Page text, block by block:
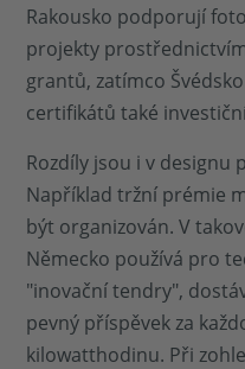
Rakousko podporují
projekty
grantů, zatímco
certifikátů také
Rozdíly jsou i v
Například tržní prémie
být organizován. V
Německo používá pro
"inovační tendry",
pevný příspěvek za
kilowatthodinu. Při